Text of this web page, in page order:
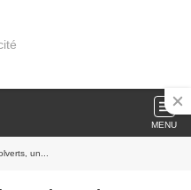
MENU
un...